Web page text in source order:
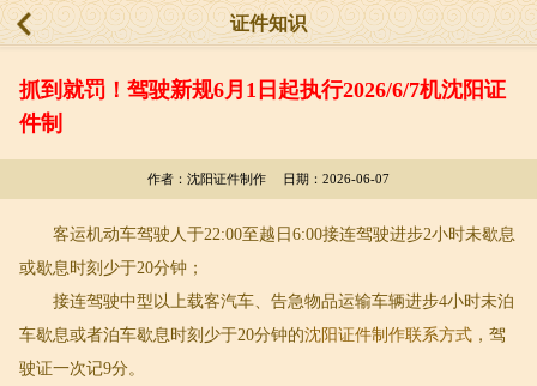
证件知识
抓到就罚！驾驶新规6月1日起执行2026/6/7机沈阳证
件制
作者：沈阳证件制作 日期：2026-06-07
客运机动车驾驶人于22:00至越日6:00接连驾驶进步2小时未歇息
或歇息时刻少于20分钟；
接连驾驶中型以上载客汽车、告急物品运输车辆进步4小时未泊
车歇息或者泊车歇息时刻少于20分钟的沈阳证件制作联系方式 ，驾
驶证一次记9分。